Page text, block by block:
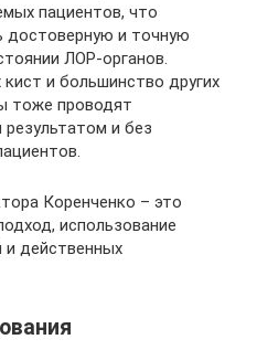
пациентов, что
достоверную и точную
ЛОР-органов.
и большинство других
тоже проводят
и без
Коренченко – это
использование
и действенных